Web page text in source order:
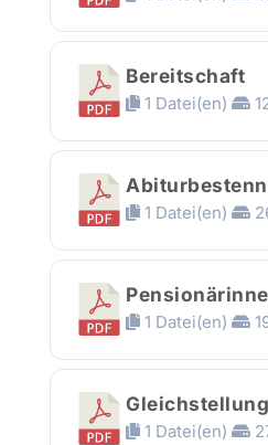
Bereitschaft
1 Datei(en)
1 Datei(en)
1 Datei(en)
Gleichstellung
1 Datei(en)